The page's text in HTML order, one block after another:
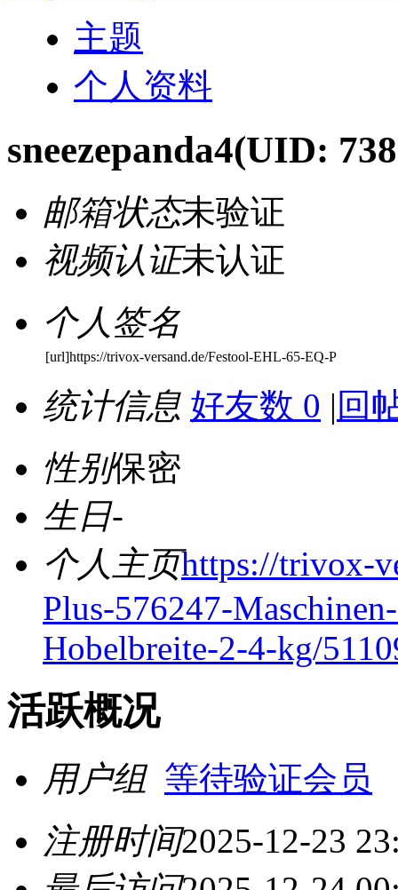
主题
个人资料
sneezepanda4(UID:
邮箱状态未验证
视频认证未认证
个人签名
[url]https://trivox-versand.de/Festool-EHL-65-EQ-P
统计信息 好友数 0 | 回
性别保密
生日-
个人主页https://trivox-
Plus-576247-
Hobelbreite-2-4-kg/
活跃概况
用户组 等待验证会员
注册时间2025-12-23